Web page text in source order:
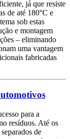
já que resiste
de até 180°C e
sob estas
e montagem
– eliminando
uma vantagem
fabricadas
para a
resíduos. Até os
de